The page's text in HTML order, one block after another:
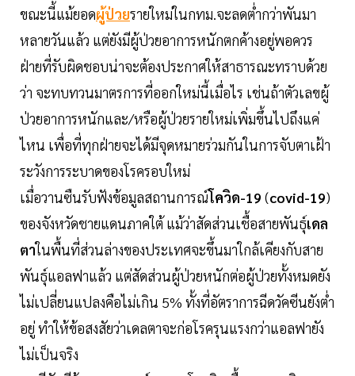
ขณะนี้แม้ยอดผู้ป่วยรายใหม่ในกทม.จะลดต่ำกว่าพันมา
หลายวันแล้ว แต่ยังมีผู้ป่วยอาการหนักตกค้างอยู่พอควร
ฝ่ายที่รับผิดชอบน่าจะต้องประกาศให้สาธารณะทราบด้วย
ว่า จะทบทวนมาตรการที่ออกใหม่นี้เมื่อไร เช่นถ้าตัวเลขผู้
ป่วยอาการหนักและ/หรือผู้ป่วยรายใหม่เพิ่มขึ้นไปถึงแค่
ไหน เพื่อที่ทุกฝ่ายจะได้มีจุดหมายร่วมกันในการจับตาเฝ้า
ระวังการระบาดของโรครอบใหม่
เมื่อวานซืนรับฟังข้อมูลสถานการณ์โควิด-19 (covid-19)
ของจังหวัดชายแดนภาคใต้ แม้ว่าสัดส่วนเชื้อสายพันธุ์เดล
ตาในพื้นที่ส่วนล่างของประเทศจะขึ้นมาใกล้เคียงกับสาย
พันธุ์แอลฟาแล้ว แต่สัดส่วนผู้ป่วยหนักต่อผู้ป่วยทั้งหมดยัง
ไม่เปลี่ยนแปลงคือไม่เกิน 5% ทั้งที่อัตราการฉีดวัคซีนยังต่ำ
อยู่ ทำให้ข้อสงสัยว่าเดลตาจะก่อโรครุนแรงกว่าแอลฟายัง
ไม่เป็นจริง